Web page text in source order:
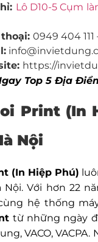
Lô D10-5 Cụm
0949 404
https://
Top 5 Địa
Print (In
Nội
(In Hiệp Phú)
Nội. Với hơn 22
hệ thống
từ những ngày
VACO,